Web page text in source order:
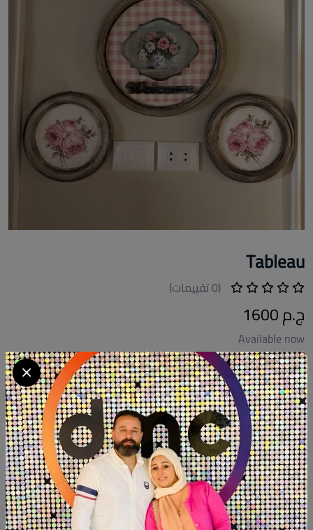
Tableau
(0 تقييمات)
ج.م 1600
Available now
كود المنتج:TAB.FH001
التوافر:غير متاح
تصنيف:فلوري هوم
شارك:
وصف
التقييمات (0)